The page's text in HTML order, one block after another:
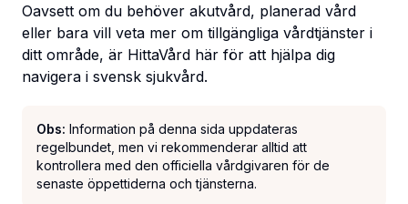
Oavsett om du behöver akutvård, planerad vård
eller bara vill veta mer om tillgängliga vårdtjänster i
ditt område, är HittaVård här för att hjälpa dig
navigera i svensk sjukvård.
Obs: Information på denna sida uppdateras
regelbundet, men vi rekommenderar alltid att
kontrollera med den officiella vårdgivaren för de
senaste öppettiderna och tjänsterna.